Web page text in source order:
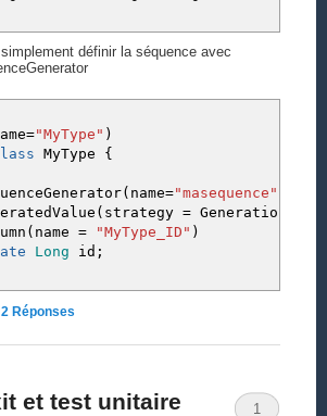
définir la séquence avec
="MyType" )
MyType {
( name="masequence"
( strategy =
( name = "MyType_ID" )
Long id ;
2Réponses
et test unitaire 1